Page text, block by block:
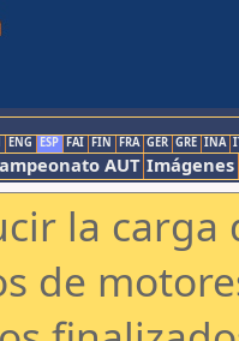
ENG ESP FAI FIN FRA GER GRE INA
AUT Imágenes
la
de